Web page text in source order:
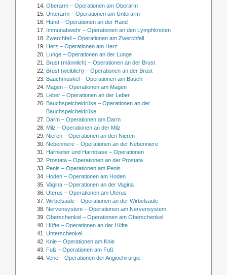
Oberarm – Operationen am Oberarm
Unterarm – Operationen am Unterarm
Hand – Operationen an der Hand
Immunabwehr – Operationen an den Lymphknoten
Zwerchfell – Operationen am Zwerchfell
Herz – Operationen am Herz
Lunge – Operationen an der Lunge
Brust (männlich) – Operationen an der Brust
Brust (weiblich) – Operationen an der Brust
Bauchmuskel – Operationen am Bauch
Magen – Operationen am Magen
Leber – Operationen an der Leber
Bauchspeicheldrüse – Operationen an der
Bauchspeicheldrüse
Darm – Operationen am Darm
Milz – Operationen an der Milz
Nieren – Operationen an den Nieren
Nebenniere – Operationen an der Nebenniere
Harnleiter und Harnblase – Operationen
Prostata – Operationen an der Prostata
Penis – Operationen am Penis
Hoden – Operationen am Hoden
Vagina – Operationen an der Vagina
Uterus – Operationen am Uterus
Wirbelsäule – Operationen an der Wirbelsäule
Nervensystem – Operationen am Nervensystem
Oberschenkel – Operationen am Oberschenkel
Hüfte – Operationen an der Hüfte
Unterschenkel
Knie – Operationen am Knie
Fuß – Operationen am Fuß
Vene – Operationen der Angiochirurgie